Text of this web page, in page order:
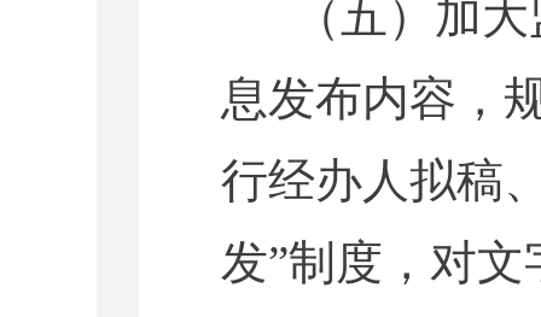
（五）加大
息发布内容，
行经办人拟稿
发”制度，对